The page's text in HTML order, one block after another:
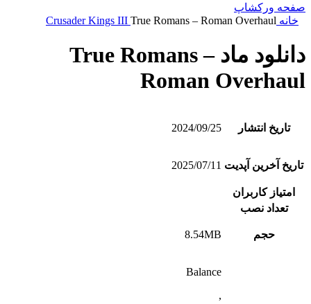
صفحه ورکشاپ
خانه
Crusader Kings III True Romans – Roman Overhaul
دانلود ماد True Romans –
Roman Overhaul
تاریخ انتشار 2024/09/25
تاریخ آخرین آپدیت 2025/07/11
امتیاز کاربران
تعداد نصب
حجم 8.54MB
Balance
,